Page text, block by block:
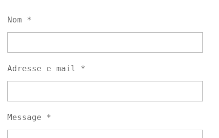
Nom *
Adresse e-mail *
Message *